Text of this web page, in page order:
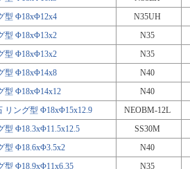
型 Φ18xΦ12x4
N35UH
型 Φ18xΦ13x2
N35
型 Φ18xΦ13x2
N35
型 Φ18xΦ14x8
N40
型 Φ18xΦ14x12
N40
リング型 Φ18xΦ15x12.9
NEOBM-12L
型 Φ18.3xΦ11.5x12.5
SS30M
型 Φ18.6xΦ3.5x2
N40
型 Φ18.9xΦ11x6.35
N35